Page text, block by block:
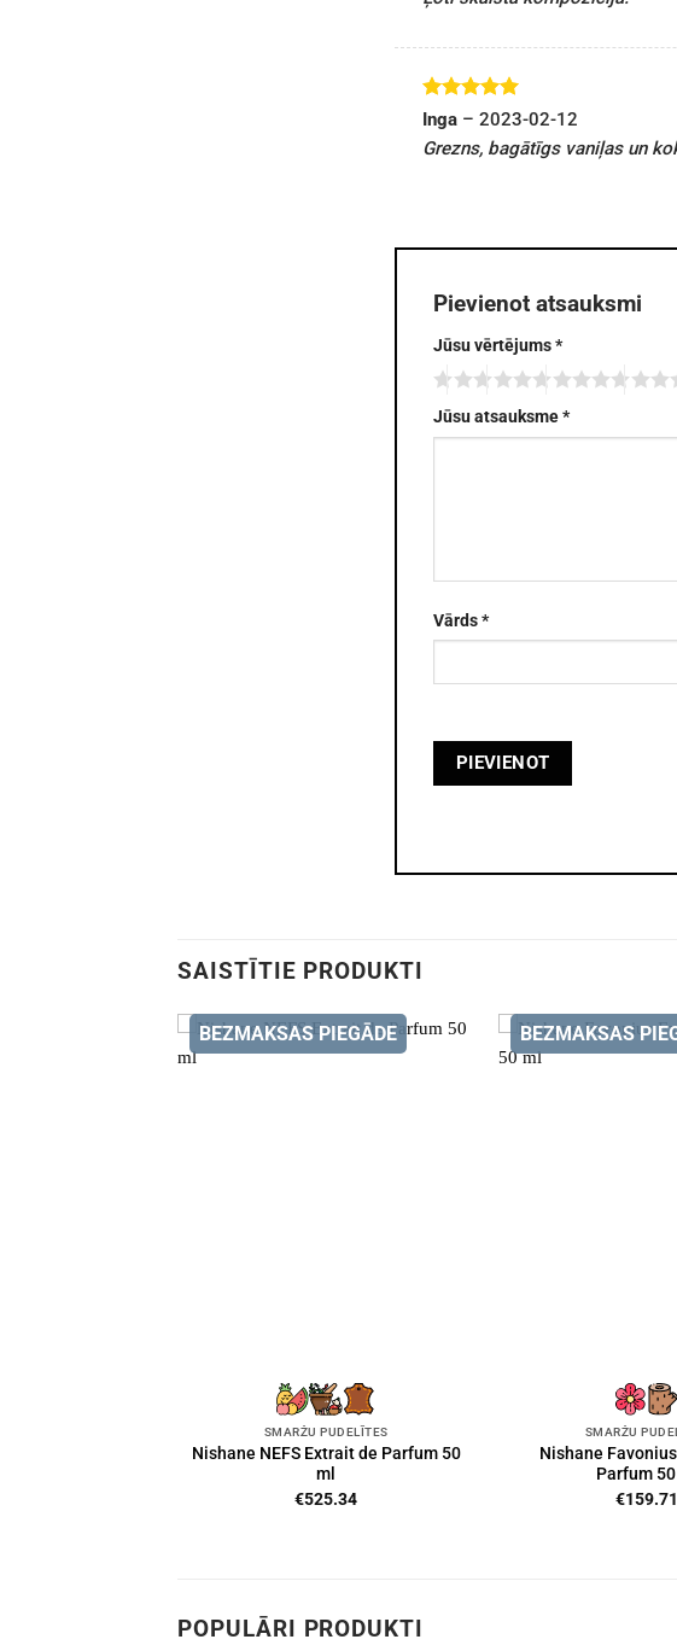
Novērtēts
ar5
Inga – 2023-02-12
Grezns, bagātīgs vaniļas un
Pievienot atsauksmi
Jūsu vērtējums*
Jūsu atsauksme*
Vārds*
SAISTĪTIE PRODUKTI
BEZMAKSAS PIEGĀDE
SMARŽU PUDELĪTES
Nishane NEFS Extrait de Parfum 50
ml
€525.34
BEZMAKSAS
SMARŽU
Nishane
Parfum 50
€159.71
POPULĀRI PRODUKTI